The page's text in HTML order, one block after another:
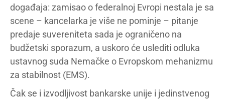
događaja: zamisao o federalnoj Evropi nestala je sa
scene – kancelarka je više ne pominje – pitanje
predaje suvereniteta sada je ograničeno na
budžetski sporazum, a uskoro će uslediti odluka
ustavnog suda Nemačke o Evropskom mehanizmu
za stabilnost (EMS).
Čak se i izvodljivost bankarske unije i jedinstvenog